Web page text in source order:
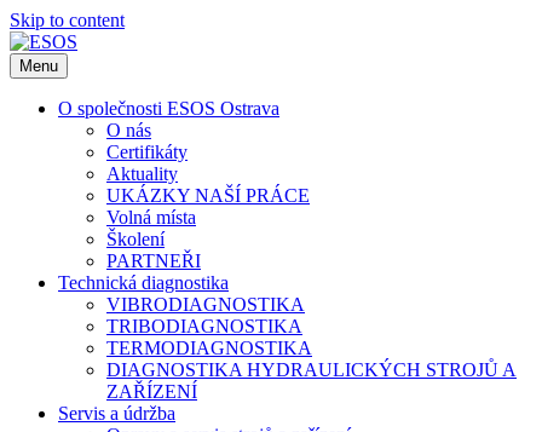
Skip to content
Menu
O společnosti ESOS Ostrava
O nás
Certifikáty
Aktuality
UKÁZKY NAŠÍ PRÁCE
Volná místa
Školení
PARTNEŘI
Technická diagnostika
VIBRODIAGNOSTIKA
TRIBODIAGNOSTIKA
TERMODIAGNOSTIKA
DIAGNOSTIKA HYDRAULICKÝCH STROJŮ A
ZAŘÍZENÍ
Servis a údržba